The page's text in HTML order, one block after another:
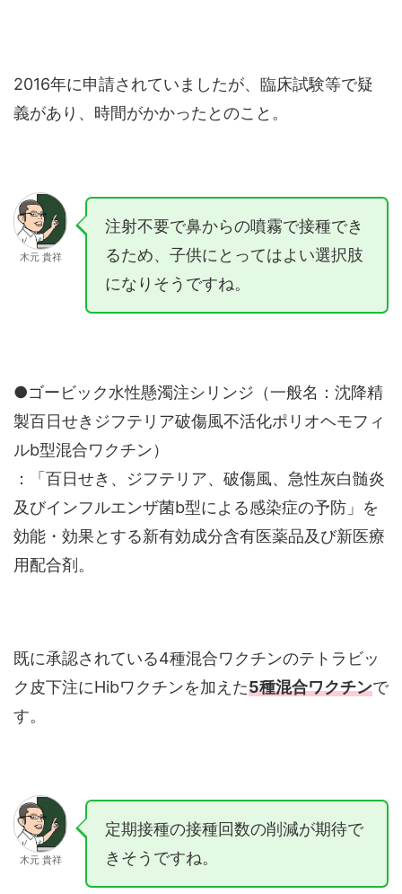
2016年に申請されていましたが、臨床試験等で疑
義があり、時間がかかったとのこと。
木元 貴祥
注射不要で鼻からの噴霧で接種でき
るため、子供にとってはよい選択肢
になりそうですね。
●ゴービック水性懸濁注シリンジ（一般名：沈降精
製百日せきジフテリア破傷風不活化ポリオヘモフィ
ルb型混合ワクチン）
：「百日せき、ジフテリア、破傷風、急性灰白髄炎
及びインフルエンザ菌b型による感染症の予防」を
効能・効果とする新有効成分含有医薬品及び新医療
用配合剤。
既に承認されている4種混合ワクチンのテトラビッ
ク皮下注にHibワクチンを加えた5種混合ワクチンで
す。
木元 貴祥
定期接種の接種回数の削減が期待で
きそうですね。